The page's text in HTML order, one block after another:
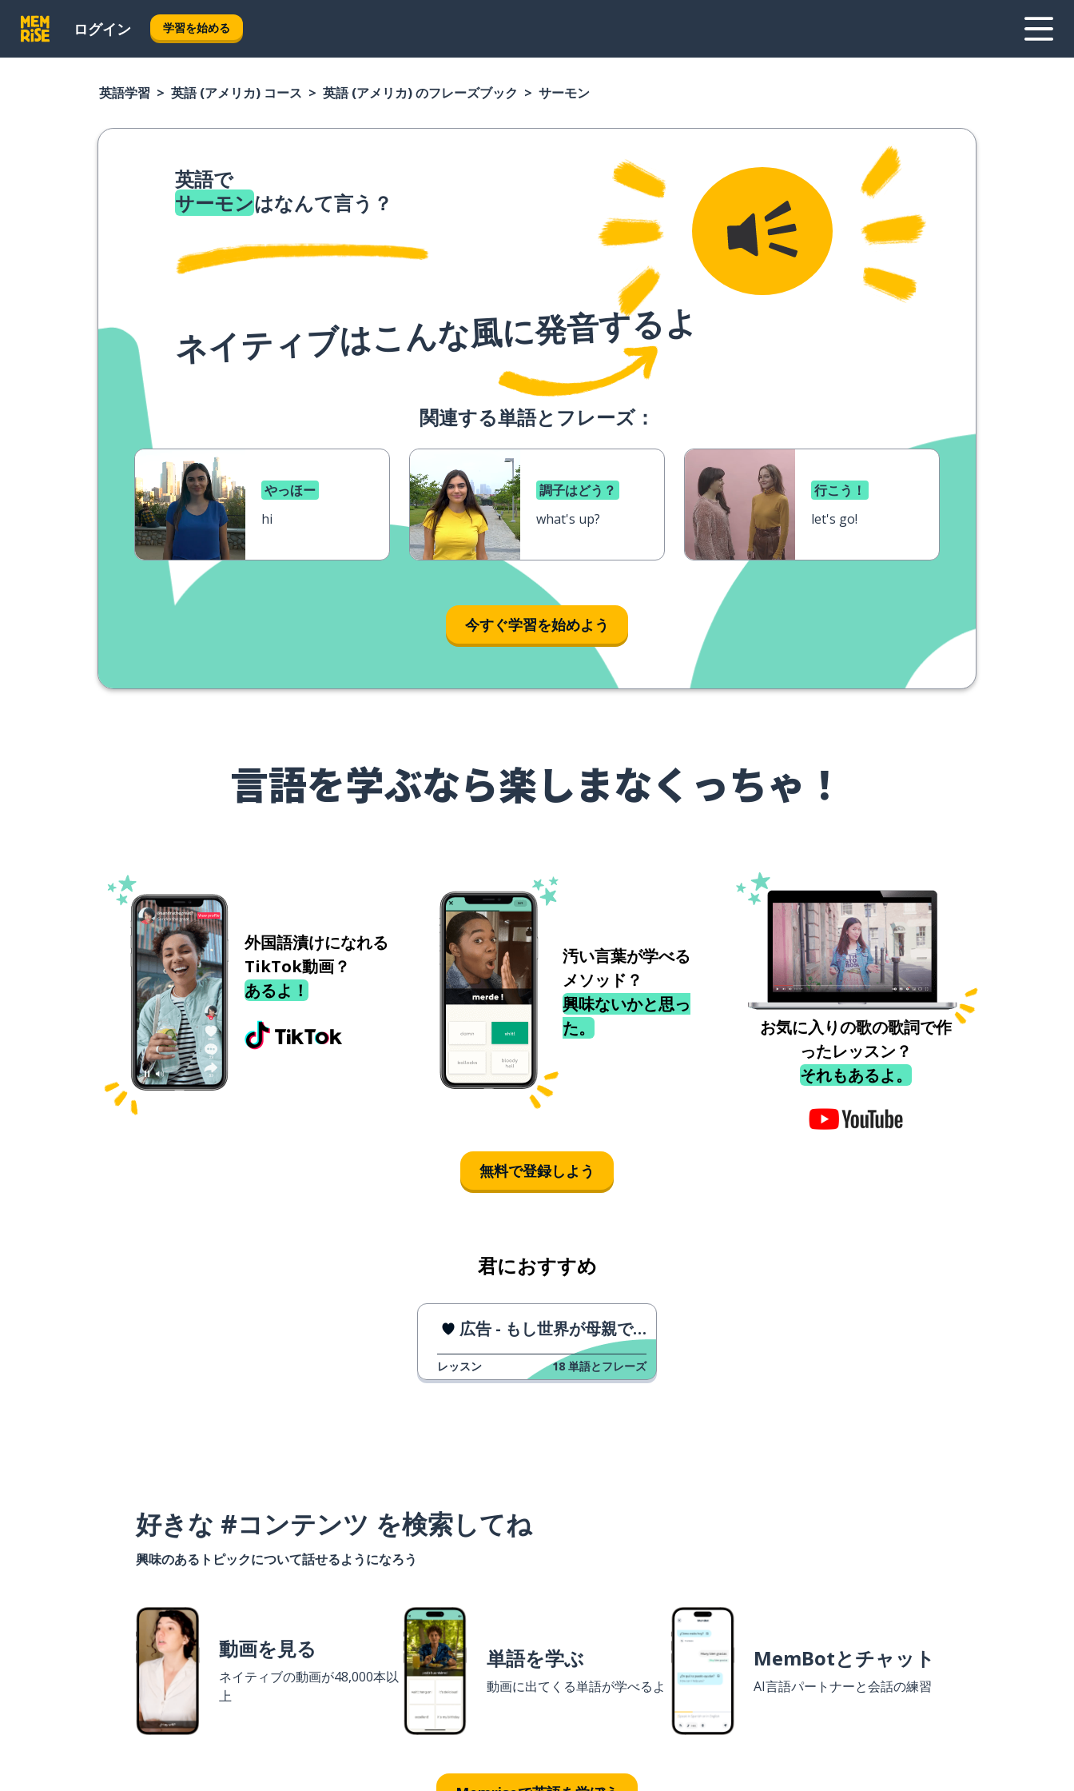
ログイン 学習を始める
英語学習 英語 (アメリカ) コース 英語 (アメリカ) のフレーズブック サーモン
英語で
サーモンはなんて言う？
ネイティブはこんな風に発音するよ
関連する単語とフレーズ：
やっほー
hi
調子はどう？
what's up?
行こう！
let's go!
今すぐ学習を始めよう
言語を学ぶなら楽しまなくっちゃ！
外国語漬けになれる
TikTok動画？
あるよ！
汚い言葉が学べる
メソッド？
興味ないかと思っ
た。
お気に入りの歌の歌詞で作
ったレッスン？
それもあるよ。
無料で登録しよう
君におすすめ
広告 - もし世界が母親でいっぱいだったら
レッスン 18 単語とフレーズ
好きな #コンテンツ を検索してね
興味のあるトピックについて話せるようになろう
動画を見る
ネイティブの動画が48,000本以
上
単語を学ぶ
動画に出てくる単語が学べるよ
MemBotとチャット
AI言語パートナーと会話の練習